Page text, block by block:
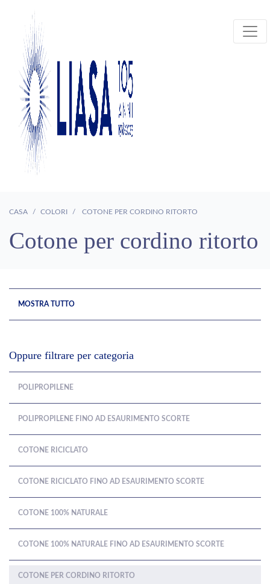
CASA COLORI COTONE PER CORDINO RITORTO
Cotone per cordino ritorto
MOSTRA TUTTO
Oppure filtrare per categoria
POLIPROPILENE
POLIPROPILENE FINO AD ESAURIMENTO SCORTE
COTONE RICICLATO
COTONE RICICLATO FINO AD ESAURIMENTO SCORTE
COTONE 100% NATURALE
COTONE 100% NATURALE FINO AD ESAURIMENTO SCORTE
COTONE PER CORDINO RITORTO